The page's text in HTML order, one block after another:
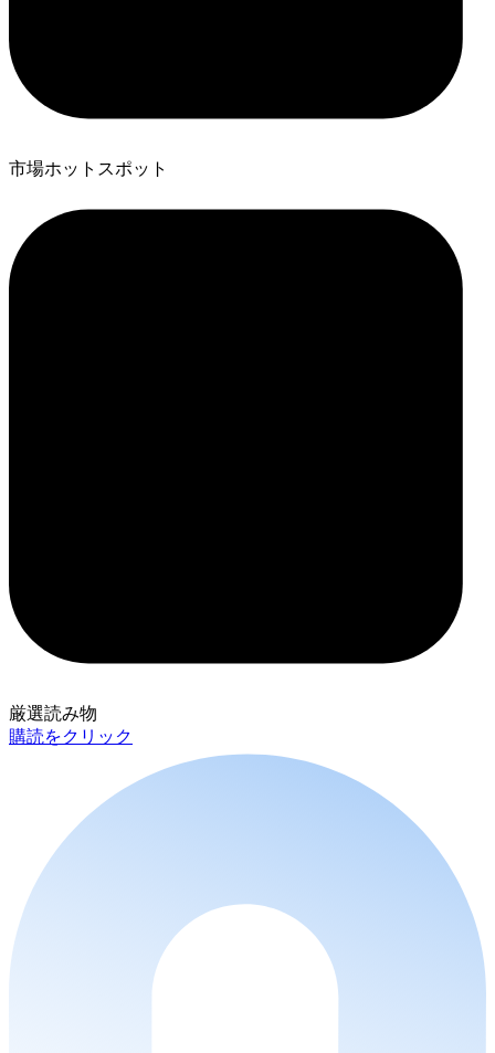
市場ホットスポット
厳選読み物
購読をクリック